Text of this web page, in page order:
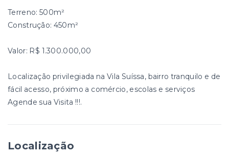
Terreno: 500m²
Construção: 450m²
Valor: R$ 1.300.000,00
Localização privilegiada na Vila Suíssa, bairro tranquilo e de
fácil acesso, próximo a comércio, escolas e serviços
Agende sua Visita !!!.
Localização